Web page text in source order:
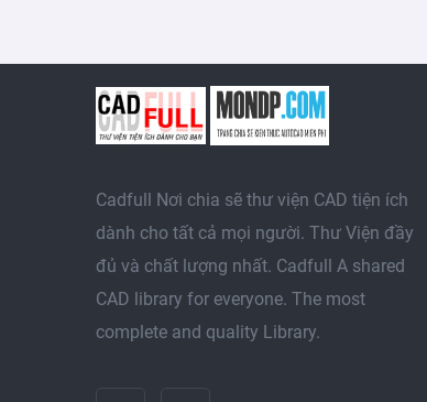
Cadfull Nơi chia sẽ thư viện CAD tiện ích
dành cho tất cả mọi người. Thư Viện đầy
đủ và chất lượng nhất. Cadfull A shared
CAD library for everyone. The most
complete and quality Library.